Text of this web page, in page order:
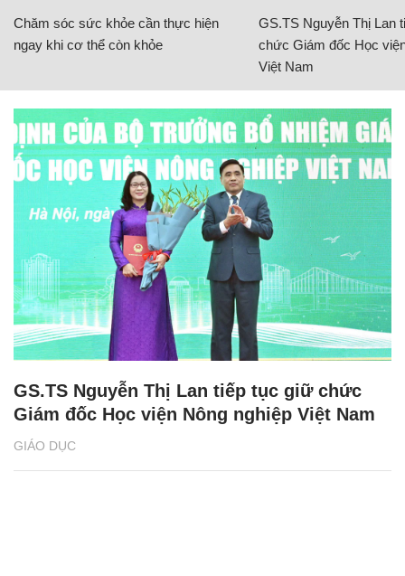
Chăm sóc sức khỏe cần thực hiện
ngay khi cơ thể còn khỏe
GS.TS Nguyễn Thị Lan
chức Giám đốc Học
Việt Nam
GIÁO DỤC
GS.TS Nguyễn Thị Lan tiếp tục giữ chức
Giám đốc Học viện Nông nghiệp Việt Nam